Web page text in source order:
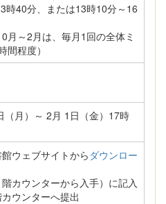
時40分、または13時10分～16
月～2月は、毎月1回の全体ミ
間程度）
（月）～ 2月 1日（金）17時
ウェブサイトから ダウンロー
カウンターから入手）に記入
ウンターへ提出